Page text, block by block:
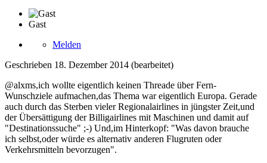
Gast
Melden
Geschrieben 18. Dezember 2014 (bearbeitet)
@alxms,ich wollte eigentlich keinen Threade über Fern-
Wunschziele aufmachen,das Thema war eigentlich Europa. Gerade
auch durch das Sterben vieler Regionalairlines in jüngster Zeit,und
der Übersättigung der Billigairlines mit Maschinen und damit auf
"Destinationssuche" ;-) Und,im Hinterkopf: "Was davon brauche
ich selbst,oder würde es alternativ anderen Flugruten oder
Verkehrsmitteln bevorzugen".